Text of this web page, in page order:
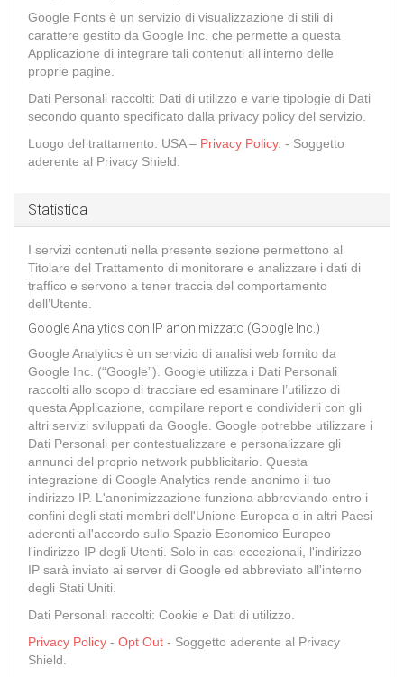
Google Fonts è un servizio di visualizzazione di stili di
carattere gestito da Google Inc. che permette a questa
Applicazione di integrare tali contenuti all’interno delle
proprie pagine.
Dati Personali raccolti: Dati di utilizzo e varie tipologie di Dati
secondo quanto specificato dalla privacy policy del servizio.
Luogo del trattamento: USA – Privacy Policy. - Soggetto
aderente al Privacy Shield.
Statistica
I servizi contenuti nella presente sezione permettono al
Titolare del Trattamento di monitorare e analizzare i dati di
traffico e servono a tener traccia del comportamento
dell’Utente.
Google Analytics con IP anonimizzato (Google Inc.)
Google Analytics è un servizio di analisi web fornito da
Google Inc. (“Google”). Google utilizza i Dati Personali
raccolti allo scopo di tracciare ed esaminare l’utilizzo di
questa Applicazione, compilare report e condividerli con gli
altri servizi sviluppati da Google. Google potrebbe utilizzare i
Dati Personali per contestualizzare e personalizzare gli
annunci del proprio network pubblicitario. Questa
integrazione di Google Analytics rende anonimo il tuo
indirizzo IP. L'anonimizzazione funziona abbreviando entro i
confini degli stati membri dell'Unione Europea o in altri Paesi
aderenti all'accordo sullo Spazio Economico Europeo
l'indirizzo IP degli Utenti. Solo in casi eccezionali, l'indirizzo
IP sarà inviato ai server di Google ed abbreviato all'interno
degli Stati Uniti.
Dati Personali raccolti: Cookie e Dati di utilizzo.
Privacy Policy - Opt Out - Soggetto aderente al Privacy
Shield.